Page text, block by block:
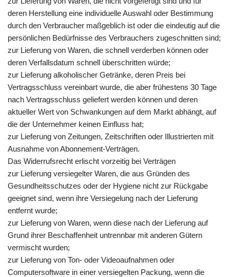
deren Herstellung eine individuelle Auswahl oder Bestimmung
durch den Verbraucher maßgeblich ist oder die eindeutig auf die
persönlichen Bedürfnisse des Verbrauchers zugeschnitten sind;
zur Lieferung von Waren, die schnell verderben können oder
deren Verfallsdatum schnell überschritten würde;
zur Lieferung alkoholischer Getränke, deren Preis bei
Vertragsschluss vereinbart wurde, die aber frühestens 30 Tage
nach Vertragsschluss geliefert werden können und deren
aktueller Wert von Schwankungen auf dem Markt abhängt, auf
die der Unternehmer keinen Einfluss hat;
zur Lieferung von Zeitungen, Zeitschriften oder Illustrierten mit
Ausnahme von Abonnement-Verträgen.
Das Widerrufsrecht erlischt vorzeitig bei Verträgen
zur Lieferung versiegelter Waren, die aus Gründen des
Gesundheitsschutzes oder der Hygiene nicht zur Rückgabe
geeignet sind, wenn ihre Versiegelung nach der Lieferung
entfernt wurde;
zur Lieferung von Waren, wenn diese nach der Lieferung auf
Grund ihrer Beschaffenheit untrennbar mit anderen Gütern
vermischt wurden;
zur Lieferung von Ton- oder Videoaufnahmen oder
Computersoftware in einer versiegelten Packung, wenn die